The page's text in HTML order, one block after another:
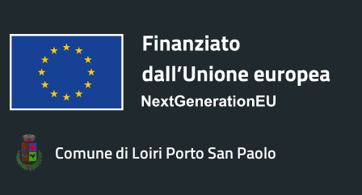
Comune di Loiri Porto San Paolo